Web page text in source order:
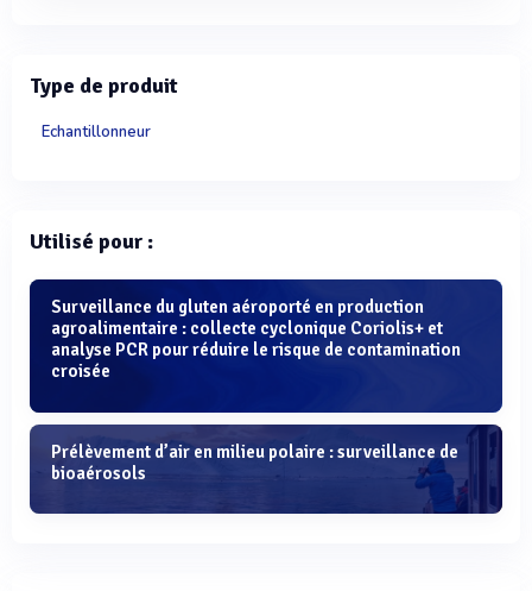
Type de produit
Echantillonneur
Utilisé pour :
Surveillance du gluten aéroporté en production
agroalimentaire : collecte cyclonique Coriolis+ et
analyse PCR pour réduire le risque de contamination
croisée
Prélèvement d’air en milieu polaire : surveillance de
bioaérosols